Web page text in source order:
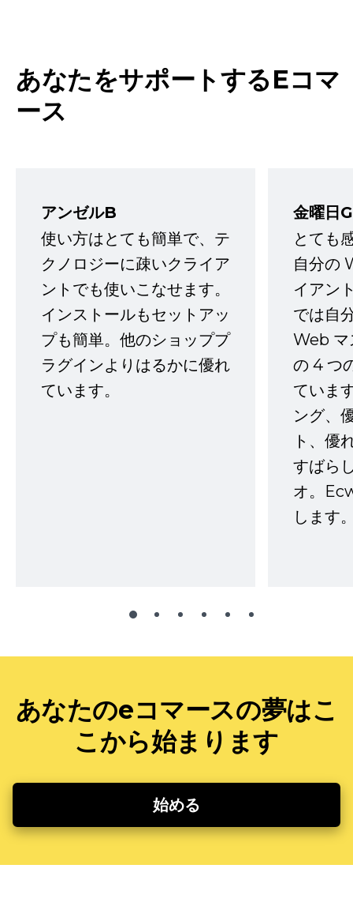
あなたをサポートするEコマ
ース
アンゼルB
使い方はとても簡単で、テ
クノロジーに疎いクライア
ントでも使いこなせます。
インストールもセットアッ
プも簡単。他のショッププ
ラグインよりはるかに優れ
ています。
金曜日G
とても
自分の
イアン
では自
Web マ
の 4 つ
ていま
ング、
ト、優
すばら
オ。
します
あなたのeコマースの夢はこ
こから始まります
始める